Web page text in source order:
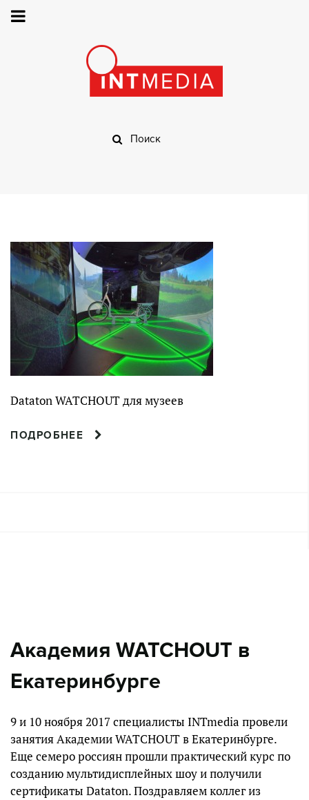
Dataton WATCHOUT для музеев
ПОДРОБНЕЕ
Академия WATCHOUT в
Екатеринбурге
9 и 10 ноября 2017 специалисты INTmedia провели
занятия Академии WATCHOUT в Екатеринбурге.
Еще семеро россиян прошли практический курс по
созданию мультидисплейных шоу и получили
сертификаты Dataton. Поздравляем коллег из